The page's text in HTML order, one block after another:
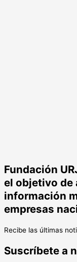
Fundación
el objetivo de
información
empresas
Recibe las últimas
Suscríbete a